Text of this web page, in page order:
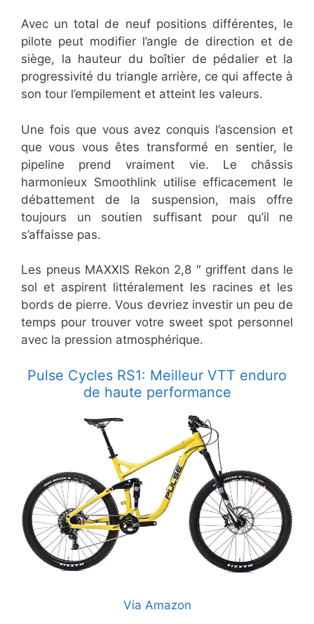
Avec un total de neuf positions différentes, le
pilote peut modifier l’angle de direction et de
siège, la hauteur du boîtier de pédalier et la
progressivité du triangle arrière, ce qui affecte à
son tour l’empilement et atteint les valeurs.
Une fois que vous avez conquis l’ascension et
que vous vous êtes transformé en sentier, le
pipeline prend vraiment vie. Le châssis
harmonieux Smoothlink utilise efficacement le
débattement de la suspension, mais offre
toujours un soutien suffisant pour qu’il ne
s’affaisse pas.
Les pneus MAXXIS Rekon 2,8 ″ griffent dans le
sol et aspirent littéralement les racines et les
bords de pierre. Vous devriez investir un peu de
temps pour trouver votre sweet spot personnel
avec la pression atmosphérique.
Pulse Cycles RS1: Meilleur VTT enduro
de haute performance
Via Amazon